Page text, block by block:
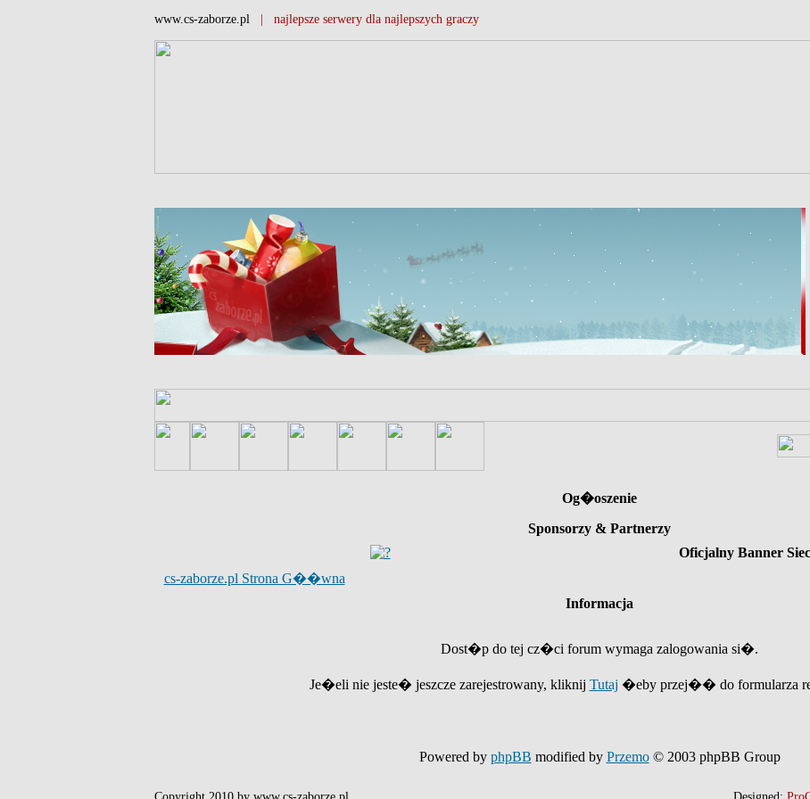
www.cs-zaborze.pl | najlepsze serwery dla najlepszych graczy
Og�oszenie
Sponsorzy & Partnerzy
Oficjalny Banner
cs-zaborze.pl Strona G��wna
Informacja
Dost�p do tej cz�ci forum wymaga zalogowania si�.
Je�eli nie jeste� jeszcze zarejestrowany, kliknij Tutaj �eby przej�� do formularza
Powered by phpBB modified by Przemo© 2003 phpBB Group